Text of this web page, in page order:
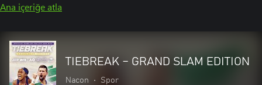
Ana içeriğe atla
TIEBREAK – GRAND SLAM EDITION
Nacon • Spor